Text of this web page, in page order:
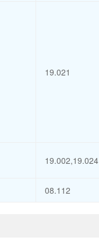
19.021
19.002,19.024
08.112